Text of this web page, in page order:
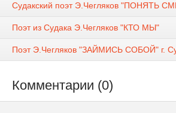
Судакский поэт Э.Чегляков "ПОНЯТЬ
Поэт из Судака Э.Чегляков "КТО МЫ"
Поэт Э.Чегляков "ЗАЙМИСЬ СОБОЙ" г.
Комментарии (0)